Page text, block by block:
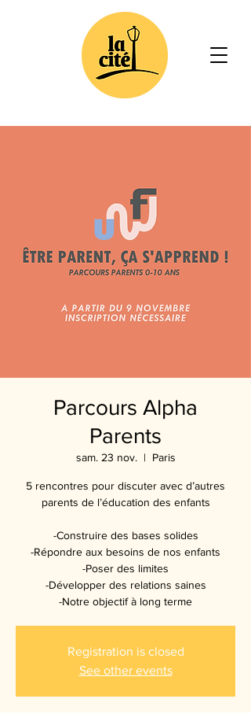
Parcours Alpha
Parents
sam. 23 nov.
  |
Paris
5 rencontres pour discuter avec d’autres
parents de l’éducation des enfants
-Construire des bases solides
-Répondre aux besoins de nos enfants
-Poser des limites
-Développer des relations saines
-Notre objectif à long terme
Registration is closed
See other events